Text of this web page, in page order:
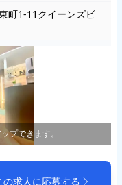
町1-11クイーンズビ
プできます。
の求人に応募する